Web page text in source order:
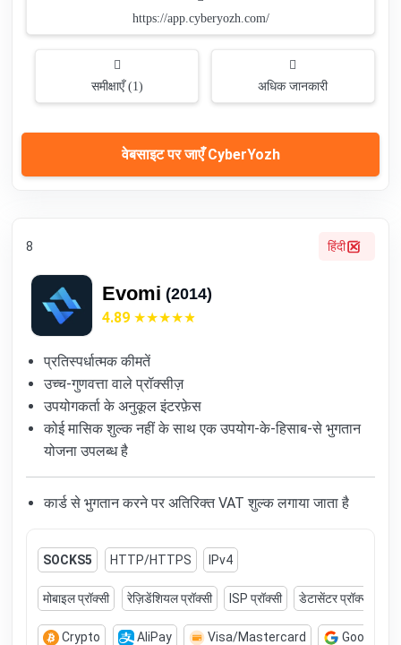
https://app.cyberyozh.com/
समीक्षाएँ (1) अधिक जानकारी
वेबसाइट पर जाएँ CyberYozh
8 हिंदी
Evomi (2014)
4.89
प्रतिस्पर्धात्मक कीमतें
उच्च-गुणवत्ता वाले प्रॉक्सीज़
उपयोगकर्ता के अनुकूल इंटरफ़ेस
कोई मासिक शुल्क नहीं के साथ एक उपयोग-के-हिसाब-से भुगतान
योजना उपलब्ध है
कार्ड से भुगतान करने पर अतिरिक्त VAT शुल्क लगाया जाता है
SOCKS5 HTTP/HTTPS IPv4
मोबाइल प्रॉक्सी रेज़िडेंशियल प्रॉक्सी ISP प्रॉक्सी डेटासेंटर प्रॉक्सी
Crypto AliPay Visa/Mastercard Google